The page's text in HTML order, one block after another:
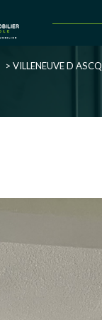
VILLENEUVE D ASCQ